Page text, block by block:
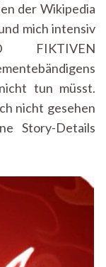
der Wikipedia
mich intensiv
tun müsst.
nicht gesehen
Story-Details